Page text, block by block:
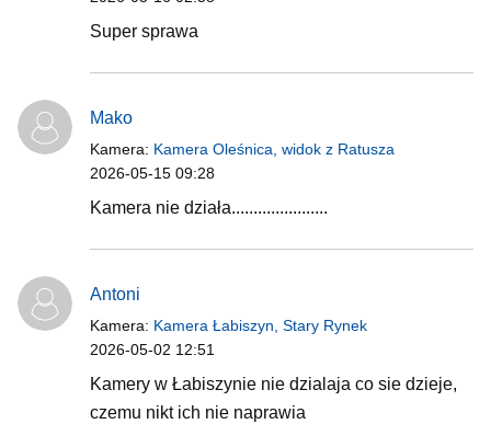
Super sprawa
Mako
Kamera: Kamera Oleśnica, widok z Ratusza
2026-05-15 09:28
Kamera nie działa......................
Antoni
Kamera: Kamera Łabiszyn, Stary Rynek
2026-05-02 12:51
Kamery w Łabiszynie nie dzialaja co sie dzieje,
czemu nikt ich nie naprawia